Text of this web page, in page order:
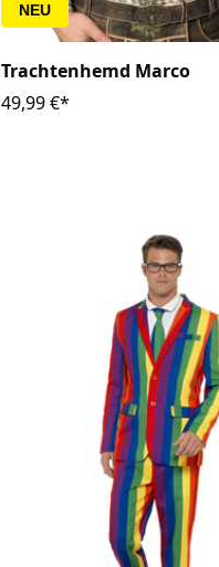
NEU
Trachtenhemd Marco
49,99 €*